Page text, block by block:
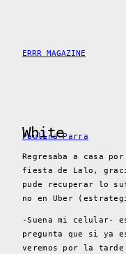
contenido
ERRR MAGAZINE
White
Paulina Parra
Regresaba a casa
fiesta de Lalo,
pude recuperar lo
no en Uber
-Suena mi celular-
pregunta que si ya
veremos por la